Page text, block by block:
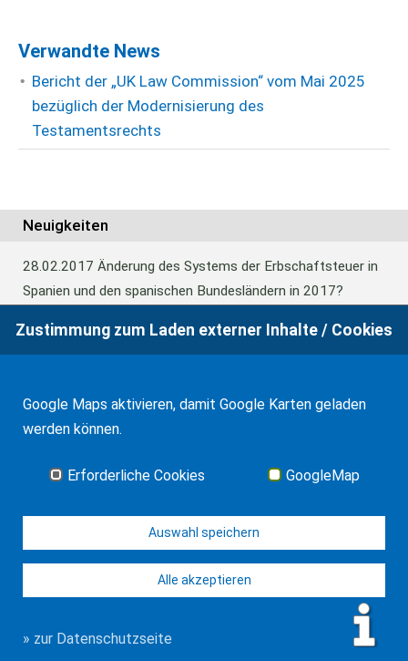
Verwandte News
Bericht der „UK Law Commission“ vom Mai 2025
bezüglich der Modernisierung des
Testamentsrechts
Neuigkeiten
28.02.2017 Änderung des Systems der Erbschaftsteuer in
Spanien und den spanischen Bundesländern in 2017?
24.06.2016Europäisches Güterrecht verabschiedet
01.01.2016
Erbschaftsteuer und Schenkungssteuer der
© WF Synold & Associates 2026
Zustimmung zum Laden externer Inhalte / Cookies
Google Maps aktivieren, damit Google Karten geladen
werden können.
Erforderliche Cookies GoogleMap
Auswahl speichern
Alle akzeptieren
» zur Datenschutzseite